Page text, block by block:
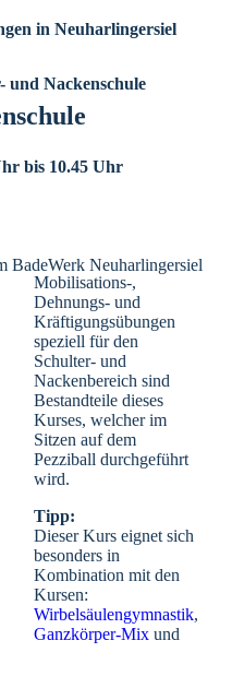
in Neuharlingersiel
und Nackenschule
bis 10.45 Uhr
Mobilisations-,
Dehnungs- und
Kräftigungsübungen
speziell für den
Schulter- und
Nackenbereich sind
Bestandteile dieses
Kurses, welcher im
Sitzen auf dem
Pezziball durchgeführt
wird.
Tipp:
Dieser Kurs eignet sich
besonders in
Kombination mit den
Kursen:
Wirbelsäulengymnastik,
Ganzkörper-Mix und